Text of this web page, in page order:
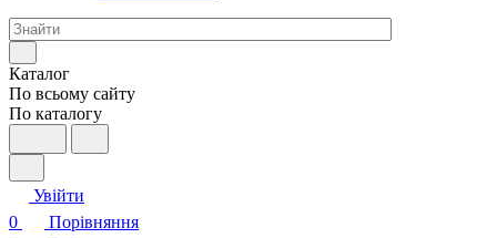
Каталог
По всьому сайту
По каталогу
Увійти
0
Порівняння